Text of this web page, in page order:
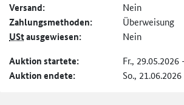
Versand: Nein
Zahlungs­methoden: Überweisung
UStausgewiesen: Nein
Auktion startete: Fr.,
Auktion endete: So.,